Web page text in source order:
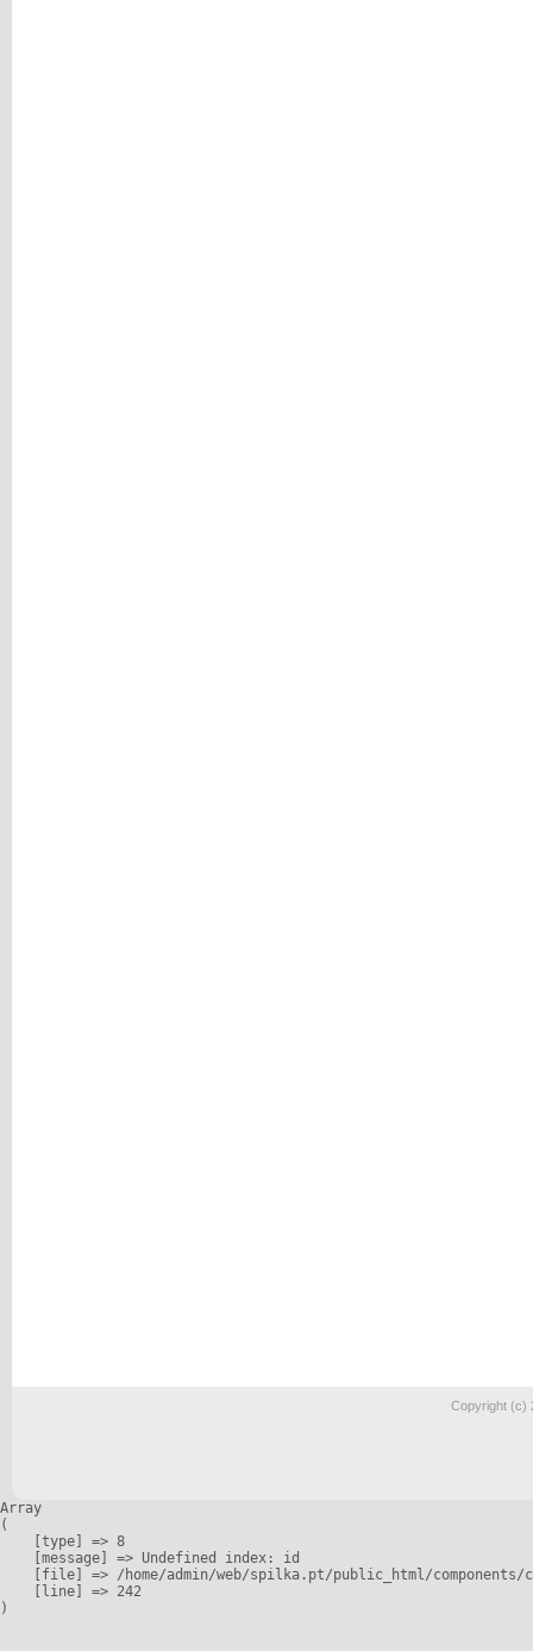
Copyright (c)
Array
(
    [type] => 8
    [message] => Undefined index: id
[file] => /home/admin/web/spilka.pt/public_html/
    [line] => 242